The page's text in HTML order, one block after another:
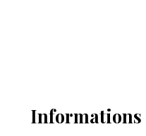
Informations